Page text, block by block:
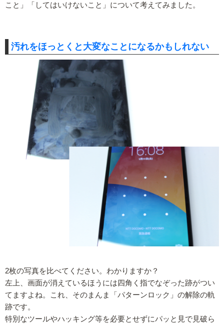
こと」「してはいけないこと」について考えてみました。
汚れをほっとくと大変なことになるかもしれない
2枚の写真を比べてください。わかりますか？
左上、画面が消えているほうには四角く指でなぞった跡がつい
てますよね。これ、そのまんま「パターンロック」の解除の軌
跡です。
特別なツールやハッキング等を必要とせずにパッと見で見破ら